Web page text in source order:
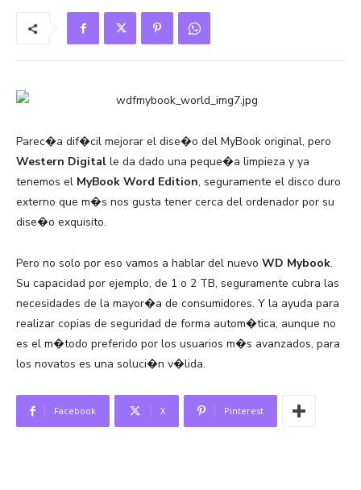
Parec�a dif�cil mejorar el dise�o del MyBook original, pero
Western Digital le da dado una peque�a limpieza y ya
tenemos el MyBook Word Edition, seguramente el disco duro
externo que m�s nos gusta tener cerca del ordenador por su
dise�o exquisito.
Pero no solo por eso vamos a hablar del nuevo WD Mybook.
Su capacidad por ejemplo, de 1 o 2 TB, seguramente cubra las
necesidades de la mayor�a de consumidores. Y la ayuda para
realizar copias de seguridad de forma autom�tica, aunque no
es el m�todo preferido por los usuarios m�s avanzados, para
los novatos es una soluci�n v�lida.
Facebook X Pinterest